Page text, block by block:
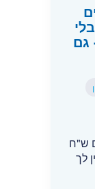
גם
ש"ח
לך